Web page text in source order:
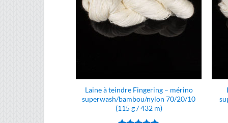
Laine à teindre Fingering – mérino
superwash/bambou/nylon 70/20/10
(115 g / 432 m)